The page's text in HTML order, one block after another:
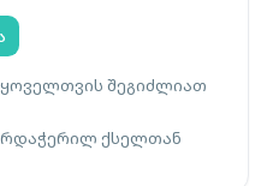
ყოველთვის შეგიძლიათ
ქსელთან